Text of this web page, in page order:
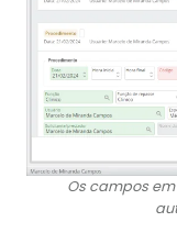
Os campos